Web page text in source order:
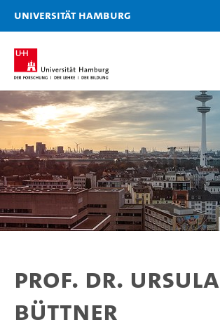
Universität Hamburg
Prof. Dr. Ursula
Büttner